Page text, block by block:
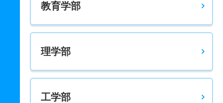
教育学部
理学部
工学部